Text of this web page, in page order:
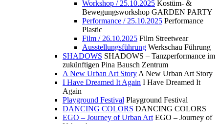
Workshop / 25.10.2025 Kostüm- &
Bewegungsworkshop GARDEN PARTY
Performance / 25.10.2025 Performance
Plastic
Film / 26.10.2025 Film Streetwear
Ausstellungsführung Werkschau Führung
SHADOWS SHADOWS – Tanzperformance im
zukünftigen Pina Bausch Zentrum
A New Urban Art Story A New Urban Art Story
I Have Dreamed It Again I Have Dreamed It
Again
Playground Festival Playground Festival
DANCING COLORS DANCING COLORS
EGO – Journey of Urban Art EGO – Journey of